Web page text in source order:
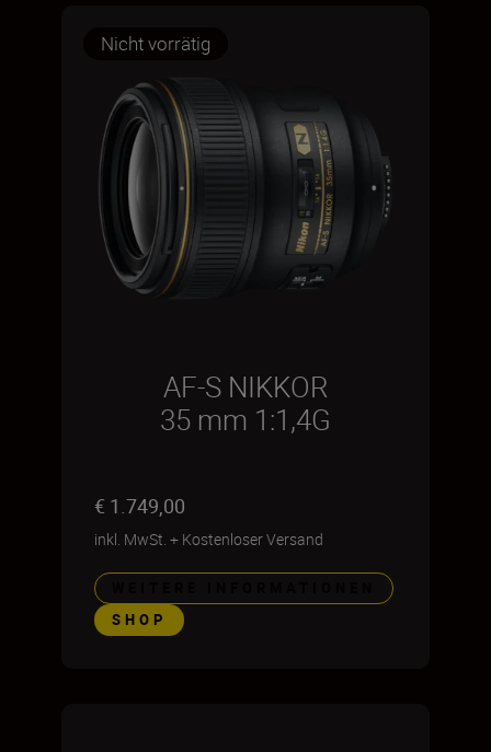
Nicht vorrätig
AF-S NIKKOR
35 mm 1:1,4G
€ 1.749,00
inkl. MwSt. + Kostenloser Versand
SHOP